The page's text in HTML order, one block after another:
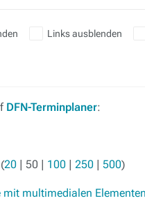
Links ausblenden
DFN-Terminplaner:
20 | 50 | 100 | 250 | 500)
mit multimedialen Elementen